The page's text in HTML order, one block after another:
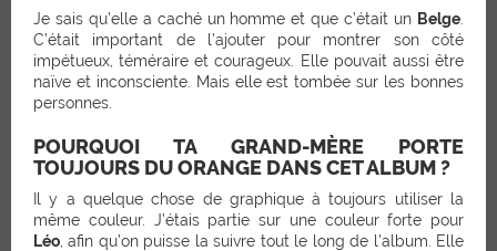
Je sais qu’elle a caché un homme et que c’était un Belge
C’était important de l’ajouter pour montrer son côté
impétueux, téméraire et courageux. Elle pouvait aussi être
naïve et inconsciente. Mais elle est tombée sur les bonnes
personnes.
POURQUOI TA GRAND-MÈRE PORTE
TOUJOURS DU ORANGE DANS CET ALBUM ?
Il y a quelque chose de graphique à toujours utiliser la
même couleur. J’étais partie sur une couleur forte pour
Léo , afin qu’on puisse la suivre tout le long de l’album. Elle